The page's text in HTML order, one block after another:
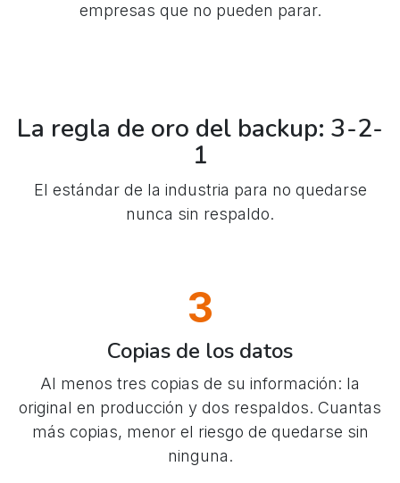
empresas que no pueden parar.
La regla de oro del backup: 3-2-
1
El estándar de la industria para no quedarse
nunca sin respaldo.
3
Copias de los datos
Al menos tres copias de su información: la
original en producción y dos respaldos. Cuantas
más copias, menor el riesgo de quedarse sin
ninguna.